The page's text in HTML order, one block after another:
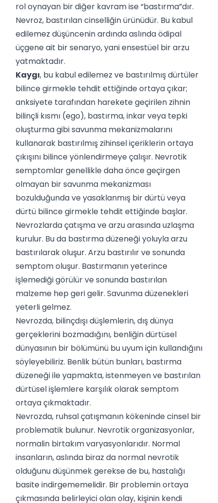
rol oynayan bir diğer kavram ise “bastırma”dır.
Nevroz, bastırılan cinselliğin ürünüdür. Bu kabul
edilemez düşüncenin ardında aslında ödipal
üçgene ait bir senaryo, yani ensestüel bir arzu
yatmaktadır.
Kaygı, bu kabul edilemez ve bastırılmış dürtüler
bilince girmekle tehdit ettiğinde ortaya çıkar;
anksiyete tarafından harekete geçirilen zihnin
bilinçli kısmı (ego), bastırma, inkar veya tepki
oluşturma gibi savunma mekanizmalarını
kullanarak bastırılmış zihinsel içeriklerin ortaya
çıkışını bilince yönlendirmeye çalışır. Nevrotik
semptomlar genellikle daha önce geçirgen
olmayan bir savunma mekanizması
bozulduğunda ve yasaklanmış bir dürtü veya
dürtü bilince girmekle tehdit ettiğinde başlar.
Nevrozlarda çatışma ve arzu arasında uzlaşma
kurulur. Bu da bastırma düzeneği yoluyla arzu
bastırılarak oluşur. Arzu bastırılır ve sonunda
semptom oluşur. Bastırmanın yeterince
işlemediği görülür ve sonunda bastırılan
malzeme hep geri gelir. Savunma düzenekleri
yeterli gelmez.
Nevrozda, bilinçdışı düşlemlerin, dış dünya
gerçeklerini bozmadığını, benliğin dürtüsel
dünyasının bir bölümünü bu uyum için kullandığını
söyleyebiliriz. Benlik bütün bunları, bastırma
düzeneği ile yapmakta, istenmeyen ve bastırılan
dürtüsel işlemlere karşılık olarak semptom
ortaya çıkmaktadır.
Nevrozda, ruhsal çatışmanın kökeninde cinsel bir
problematik bulunur. Nevrotik organizasyonlar,
normalin birtakım varyasyonlarıdır. Normal
insanların, aslında biraz da normal nevrotik
olduğunu düşünmek gerekse de bu, hastalığı
basite indirgememelidir. Bir problemin ortaya
çıkmasında belirleyici olan olay, kişinin kendi